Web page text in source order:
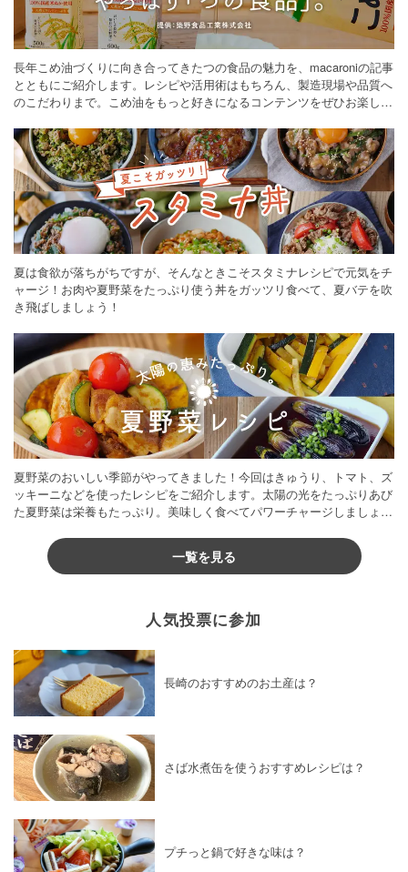
長年こめ油づくりに向き合ってきたつの食品の魅力を、macaroniの記事
とともにご紹介します。レシピや活用術はもちろん、製造現場や品質へ
のこだわりまで。こめ油をもっと好きになるコンテンツをぜひお楽しみ
夏は食欲が落ちがちですが、そんなときこそスタミナレシピで元気をチ
ャージ！お肉や夏野菜をたっぷり使う丼をガッツリ食べて、夏バテを吹
き飛ばしましょう！
夏野菜のおいしい季節がやってきました！今回はきゅうり、トマト、ズ
ッキーニなどを使ったレシピをご紹介します。太陽の光をたっぷりあび
た夏野菜は栄養もたっぷり。美味しく食べてパワーチャージしましょう
一覧を見る
人気投票に参加
長崎のおすすめのお土産は？
さば水煮缶を使うおすすめレシピは？
プチっと鍋で好きな味は？